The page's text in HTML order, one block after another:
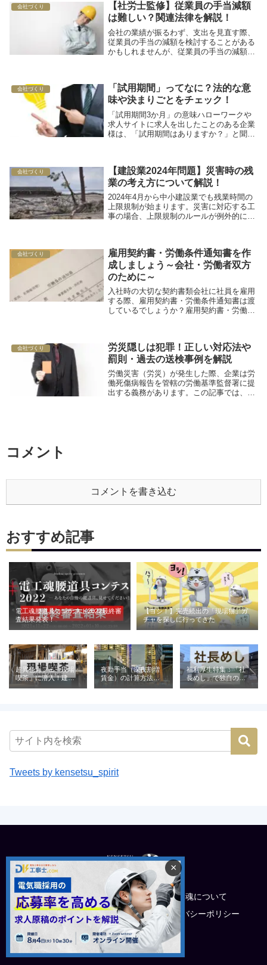
ね。そこで...
会社づくり
【社労士監修】従業員の手当減額
は難しい？関連法律を解説！
会社の業績が振るわず、支出を見直す際、
従業員の手当の減額を検討することがある
かもしれませんが、従業員の手当の減額は
会社づくり
「試用期間」ってなに？法的な意
味や決まりごとをチェック！
「試用期間3か月」の意味ハローワークや
求人サイトに求人を出したことのある企業
様は、「試用期間はありますか？」と聞か
て詳しいこと...
会社づくり
【建設業2024年問題】災害時の残
業の考え方について解説！
2024年4月から中小建設業でも残業時間の
上限規制が始まります。災害に対応する工
事の場合、上限規制のルールが例外的に変
会社づくり
雇用契約書・労働条件通知書を作
成しましょう～会社・労働者双方
のために～
入社時の大切な契約書類会社に社員を雇用
する際、雇用契約書・労働条件通知書は渡
しているでしょうか？雇用契約書・労働条
は労働者に渡...
会社づくり
労災隠しは犯罪！正しい対応法や
罰則・過去の送検事例を解説
労働災害（労災）が発生した際、企業は労
働死傷病報告を管轄の労働基準監督署に提
出する義務があります。この記事では、労
コメント
コメントを書き込む
おすすめ記事
電工魂腰道具コンテスト2022最終審
査結果発表！
【ヨシ！】完売続出の「現場猫」ガ
チャを探しに行ってきた
超異色カフェ「現場
喫茶」に潜入！建設
業が営む喫茶の意外
夜勤手当（深夜割増
賃金）の計算方法と
福利厚生特集：「社
長めし」で独自の魅
力を発信（株式会社
Tweets by kensetsu_spirit
トップ
建設魂について
電工採用でお悩みの企業様
プライバシーポリシー
運営会社
© 2022 建設魂.
×